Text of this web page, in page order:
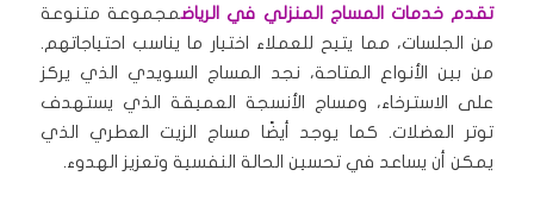
تقدم خدمات المساج المنزلي في الرياضمجموعة متنوعة
من الجلسات، مما يتيح للعملاء اختيار ما يناسب احتياجاتهم.
من بين الأنواع المتاحة، نجد المساج السويدي الذي يركز
على الاسترخاء، ومساج الأنسجة العميقة الذي يستهدف
توتر العضلات. كما يوجد أيضًا مساج الزيت العطري الذي
يمكن أن يساعد في تحسين الحالة النفسية وتعزيز الهدوء.